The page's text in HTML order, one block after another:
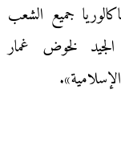
جميع الشعب
الجيد لخوض غمار